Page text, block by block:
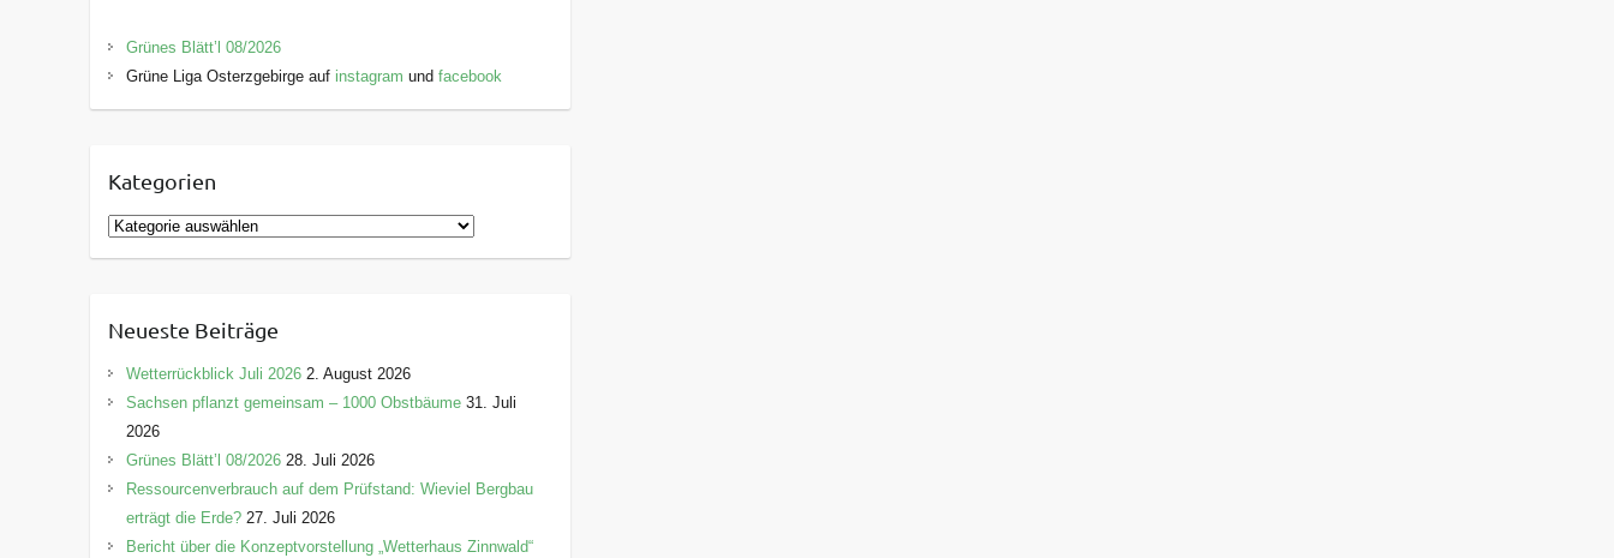
Grünes Blätt’l 08/2026
Grüne Liga Osterzgebirge auf instagram und facebook
Kategorien
K
a
g
o
r
e
n
Neueste Beiträge
Wetterrückblick Juli 2026 2. August 2026
Sachsen pflanzt gemeinsam – 1000 Obstbäume 31. Juli
2026
Grünes Blätt’l 08/2026 28. Juli 2026
Ressourcenverbrauch auf dem Prüfstand: Wieviel Bergbau
erträgt die Erde? 27. Juli 2026
Bericht über die Konzeptvorstellung „Wetterhaus Zinnwald“